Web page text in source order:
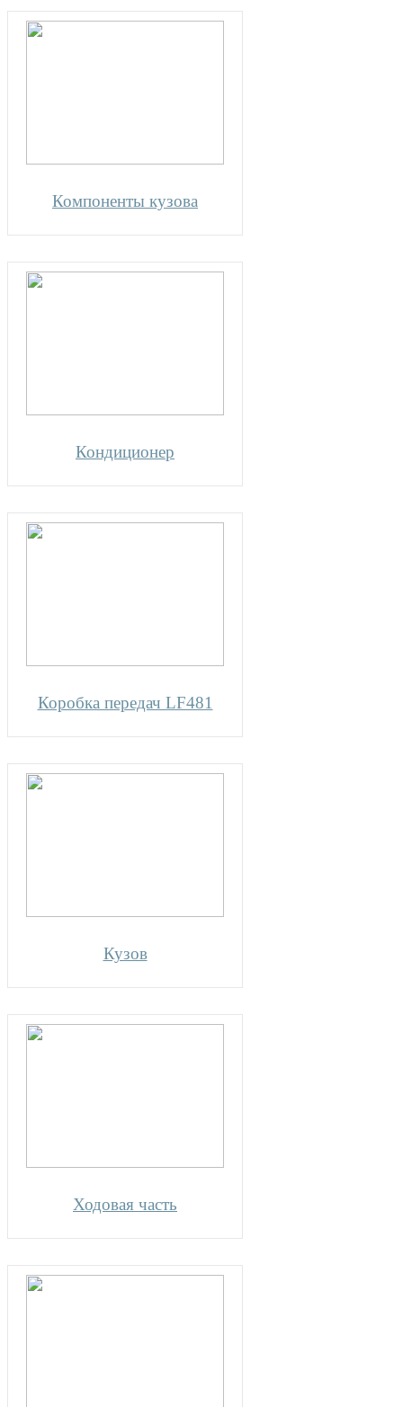
Компоненты кузова
Кондиционер
Коробка передач LF481
Кузов
Ходовая часть